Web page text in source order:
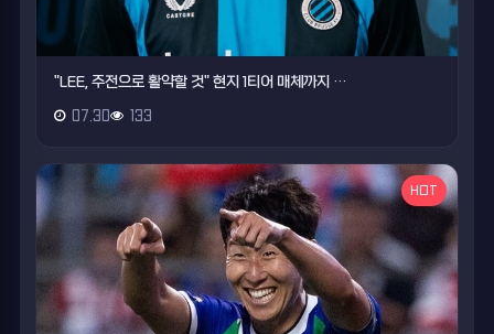
"LEE, 주전으로 활약할 것" 현지 1티어 매체까지 …
07.30 133
HOT